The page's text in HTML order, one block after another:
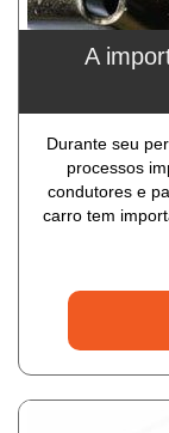
A
Durante seu
processos
condutores e
carro tem